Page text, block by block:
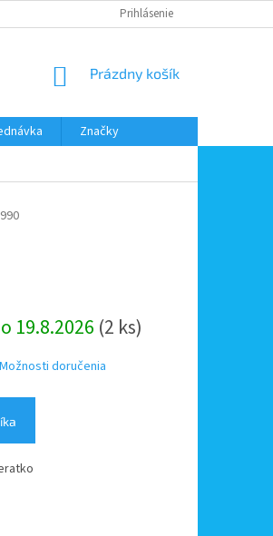
ODSTÚPENIE OD ZMLUVY
Prihlásenie
NÁKUPNÝ
Prázdny košík
Značky
19.8.2026 (2 ks)
Možnosti doručenia